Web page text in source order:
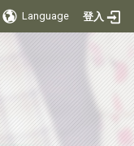
Language 登入